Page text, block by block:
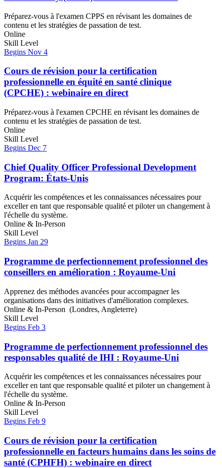
Préparez-vous à l'examen CPPS en révisant les domaines de
contenu et les stratégies de passation de test.
Online
Skill Level
Begins Nov 4
Cours de révision pour la certification
professionnelle en équité en santé clinique
(CPCHE) : webinaire en direct
Préparez-vous à l'examen CPCHE en révisant les domaines de
contenu et les stratégies de passation de test.
Online
Skill Level
Begins Dec 7
Chief Quality Officer Professional Development
Program: États-Unis
Acquérir les compétences et les connaissances nécessaires pour
exceller en tant que responsable qualité et piloter un changement à
l'échelle du système.
Online & In-Person
Skill Level
Begins Jan 29
Programme de perfectionnement professionnel des
conseillers en amélioration : Royaume-Uni
Apprenez des méthodes avancées pour accompagner les
organisations dans des initiatives d'amélioration complexes.
Online & In-Person (Londres, Angleterre)
Skill Level
Begins Feb 3
Programme de perfectionnement professionnel des
responsables qualité de IHI : Royaume-Uni
Acquérir les compétences et les connaissances nécessaires pour
exceller en tant que responsable qualité et piloter un changement à
l'échelle du système.
Online & In-Person
Skill Level
Begins Feb 9
Cours de révision pour la certification
professionnelle en facteurs humains dans les soins de
santé (CPHFH) : webinaire en direct